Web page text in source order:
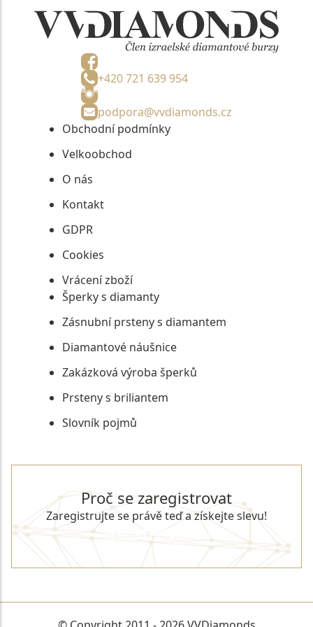
+420 721 639 954
podpora@vvdiamonds.cz
Obchodní podmínky
Velkoobchod
O nás
Kontakt
GDPR
Cookies
Vrácení zboží
Šperky s diamanty
Zásnubní prsteny s diamantem
Diamantové náušnice
Zakázková výroba šperků
Prsteny s briliantem
Slovník pojmů
Proč se zaregistrovat
Zaregistrujte se právě teď a získejte slevu!
REGISTROVAT SE